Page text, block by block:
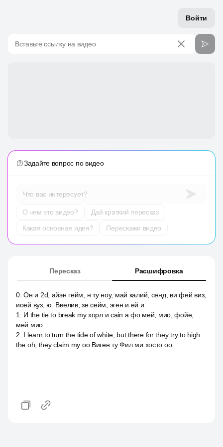
Войти
Вставьте ссылку на видео
Задайте вопрос по видео
Что вас интересует?
О чем это видео?
Дай краткий пересказ
Какая основная идея?
Перескажи видео
Пересказ Расшифровка
0:Он и 2d, айэн гейм, н ту ноу, май калий, сенд, ви фей виз,
иоей вуз, ю. Ввелив, зе сейм, эген и ей и.
1 : И the tie to break my хорл и cain a фо мей, мио, фойе,
мей мио.
2: I learn to turn the tide of white, but there for they try to high
the oh, they claim my оо Виген ту Фил ми хосто оо.